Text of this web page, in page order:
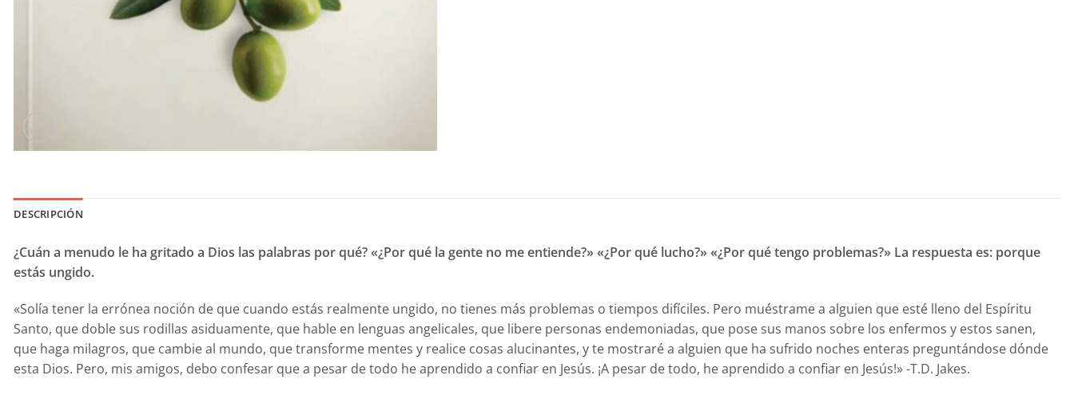
DESCRIPCIÓN
¿Cuán a menudo le ha gritado a Dios las palabras por qué? «¿Por qué la gente no me entiende?» «¿Por qué lucho?» «¿Por qué tengo problemas?» La respuesta es: porque
estás ungido.
«Solía tener la errónea noción de que cuando estás realmente ungido, no tienes más problemas o tiempos difíciles. Pero muéstrame a alguien que esté lleno del Espíritu
Santo, que doble sus rodillas asiduamente, que hable en lenguas angelicales, que libere personas endemoniadas, que pose sus manos sobre los enfermos y estos sanen,
que haga milagros, que cambie al mundo, que transforme mentes y realice cosas alucinantes, y te mostraré a alguien que ha sufrido noches enteras preguntándose dónde
esta Dios. Pero, mis amigos, debo confesar que a pesar de todo he aprendido a confiar en Jesús. ¡A pesar de todo, he aprendido a confiar en Jesús!» -T.D. Jakes.